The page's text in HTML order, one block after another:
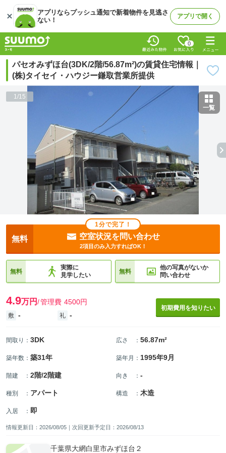
アプリならプッシュ通知で新着物件を見逃さ
ない！
アプリで開く
0
パセオみずほ台(3DK/2階/56.87m²)の賃貸住宅情報｜
(株)タイセイ・ハウジー鎌取営業所提供
1/15
一覧
1分で完了！
無料 空室状況を問い合わせ
2項目のみ入力すればOK！
無料
実際に
見学したい
無料
他の写真がないか
問い合わせ
4.9万円 管理費 4500円
敷 - 礼 -
初期費用を知りたい
間取り ： 3DK 広さ ： 56.87m²
築年数 ： 築31年 築年月 ： 1995年9月
階建 ： 2階/2階建 向き ： -
種別 ： アパート 構造 ： 木造
入居 ： 即
情報更新日：2026/08/05｜次回更新予定日：2026/08/13
千葉県大網白里市みずほ台２